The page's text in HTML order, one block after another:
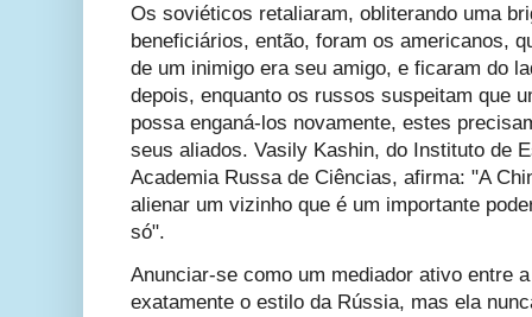
Os soviéticos retaliaram, obliterando uma
beneficiários, então, foram os americanos,
de um inimigo era seu amigo, e ficaram do
depois, enquanto os russos suspeitam que
possa enganá-los novamente, estes
seus aliados. Vasily Kashin, do Instituto de
Academia Russa de Ciências, afirma: "A
alienar um vizinho que é um importante
só".
Anunciar-se como um mediador ativo entre
exatamente o estilo da Rússia, mas ela